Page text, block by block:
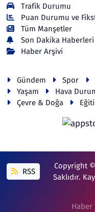
Trafik Durumu
Puan Durumu ve
Tüm Manşetler
Son Dakika Haberleri
Haber Arşivi
Gündem Spor
Yaşam
Hava
Çevre & Doğa
RSS
Copyright ©
Saklıdır.
Haber